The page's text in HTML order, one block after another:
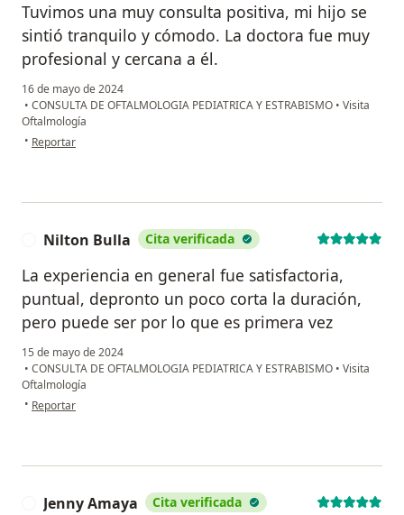
Tuvimos una muy consulta positiva, mi hijo se
sintió tranquilo y cómodo. La doctora fue muy
profesional y cercana a él.
16 de mayo de 2024
• CONSULTA DE OFTALMOLOGIA PEDIATRICA Y ESTRABISMO • Visita
Oftalmología
• en opinión del usuario Camila
Reportar
Nilton Bulla Cita verificada
La experiencia en general fue satisfactoria,
puntual, depronto un poco corta la duración,
pero puede ser por lo que es primera vez
15 de mayo de 2024
• CONSULTA DE OFTALMOLOGIA PEDIATRICA Y ESTRABISMO • Visita
Oftalmología
• en opinión del usuario Nilton Bulla
Reportar
Jenny Amaya Cita verificada